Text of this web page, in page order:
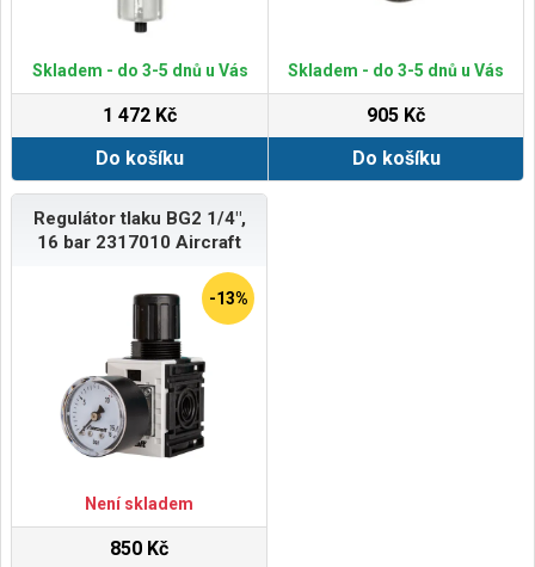
Skladem - do 3-5 dnů u Vás
1 472 Kč
Do košíku
Skladem - do 3-5 dnů u Vás
905 Kč
Do košíku
Regulátor tlaku BG2 1/4",
16 bar 2317010 Aircraft
-13%
Není skladem
850 Kč